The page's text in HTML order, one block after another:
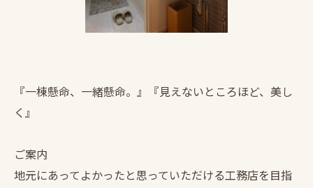
『一棟懸命、一緒懸命。』『見えないところほど、美し
く』
ご案内
地元にあってよかったと思っていただける工務店を目指